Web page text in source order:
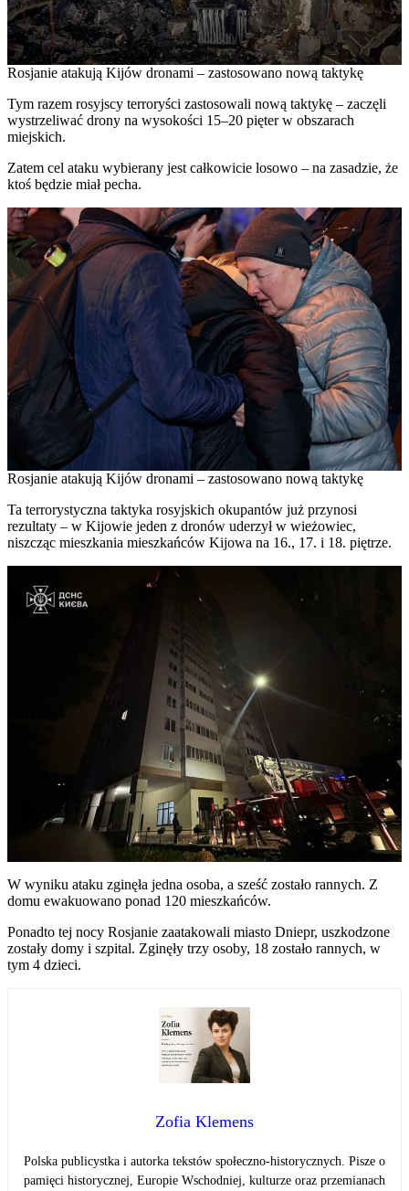
Rosjanie atakują Kijów dronami – zastosowano nową taktykę
Tym razem rosyjscy terroryści zastosowali nową taktykę – zaczęli
wystrzeliwać drony na wysokości 15–20 pięter w obszarach
miejskich.
Zatem cel ataku wybierany jest całkowicie losowo – na zasadzie, że
ktoś będzie miał pecha.
Rosjanie atakują Kijów dronami – zastosowano nową taktykę
Ta terrorystyczna taktyka rosyjskich okupantów już przynosi
rezultaty – w Kijowie jeden z dronów uderzył w wieżowiec,
niszcząc mieszkania mieszkańców Kijowa na 16., 17. i 18. piętrze.
W wyniku ataku zginęła jedna osoba, a sześć zostało rannych. Z
domu ewakuowano ponad 120 mieszkańców.
Ponadto tej nocy Rosjanie zaatakowali miasto Dniepr, uszkodzone
zostały domy i szpital. Zginęły trzy osoby, 18 zostało rannych, w
tym 4 dzieci.
Zofia Klemens
Polska publicystka i autorka tekstów społeczno-historycznych. Pisze o
pamięci historycznej, Europie Wschodniej, kulturze oraz przemianach